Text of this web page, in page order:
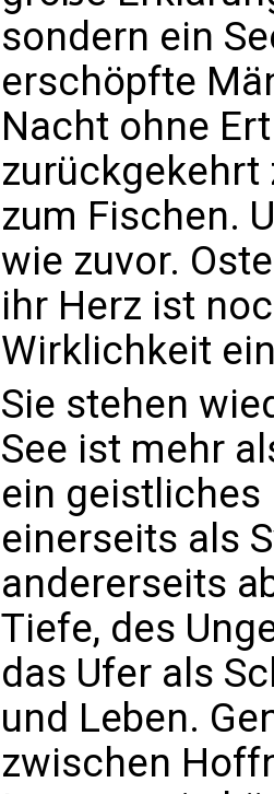
sondern ein
erschöpfte
Nacht ohne
zurückgekehrt
zum Fischen.
wie zuvor.
ihr Herz ist
Wirklichkeit
Sie stehen
See ist mehr
ein geistliches
einerseits als
andererseits
Tiefe, des
das Ufer als
und Leben.
zwischen